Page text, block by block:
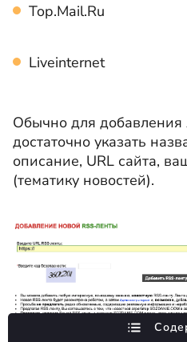
Top.Mail.Ru
Liveinternet
Обычно для добавления
достаточно указать
описание, URL сайта,
(тематику новостей).